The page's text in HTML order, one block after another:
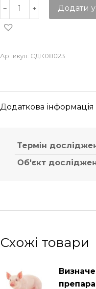
Додати
Артикул: СДК08023
Додаткова інформація
Термін
Об'єкт
Схожі товари